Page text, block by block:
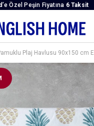
Özel Peşin Fiyatına 6 Taksit
Plaj Havlusu 90x150 cm